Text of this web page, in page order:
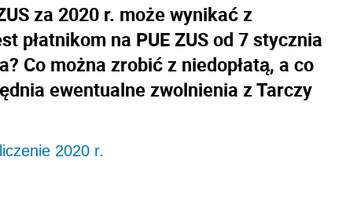
za 2020 r. może wynikać z
płatnikom na PUE ZUS od 7 stycznia
Co można zrobić z niedopłatą, a co
ewentualne zwolnienia z Tarczy
2020 r.